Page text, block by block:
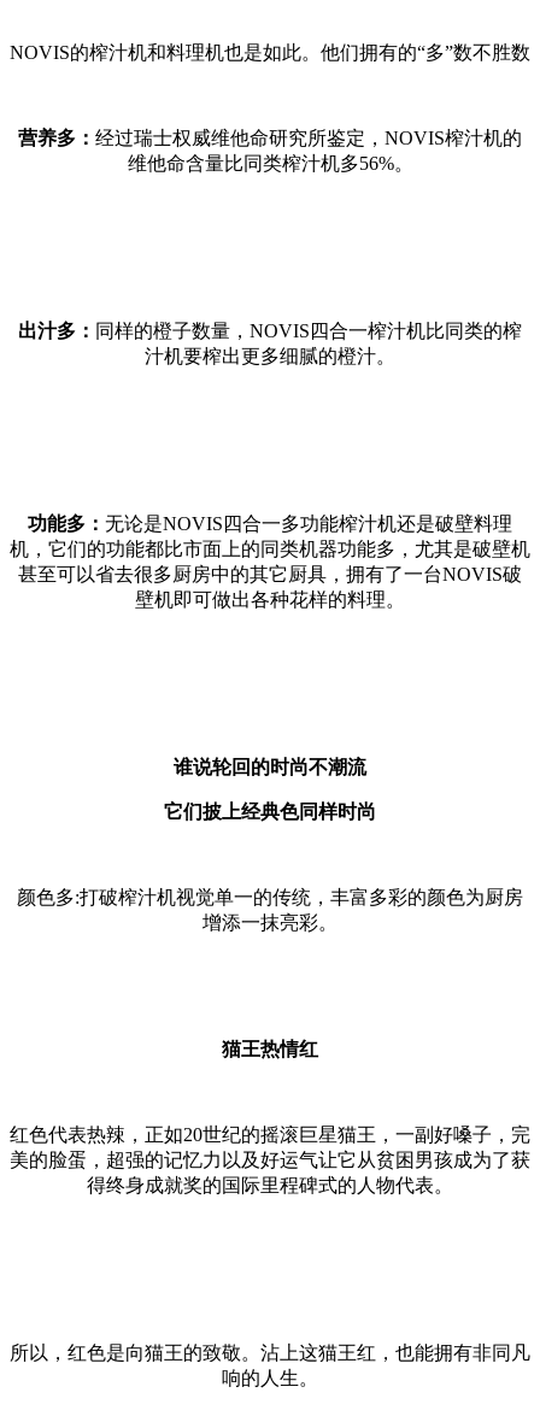
NOVIS的榨汁机和料理机也是如此。他们拥有的“多”数不胜数
营养多： 经过瑞士权威维他命研究所鉴定，NOVIS榨汁机的
维他命含量比同类榨汁机多56%。
出汁多： 同样的橙子数量，NOVIS四合一榨汁机比同类的榨
汁机要榨出更多细腻的橙汁。
功能多： 无论是NOVIS四合一多功能榨汁机还是破壁料理
机，它们的功能都比市面上的同类机器功能多，尤其是破壁机
甚至可以省去很多厨房中的其它厨具，拥有了一台NOVIS破
壁机即可做出各种花样的料理。
谁说轮回的时尚不潮流
它们披上经典色同样时尚
颜色多:打破榨汁机视觉单一的传统，丰富多彩的颜色为厨房
增添一抹亮彩。
猫王热情红
红色代表热辣，正如20世纪的摇滚巨星猫王，一副好嗓子，完
美的脸蛋，超强的记忆力以及好运气让它从贫困男孩成为了获
得终身成就奖的国际里程碑式的人物代表。
所以，红色是向猫王的致敬。沾上这猫王红，也能拥有非同凡
响的人生。